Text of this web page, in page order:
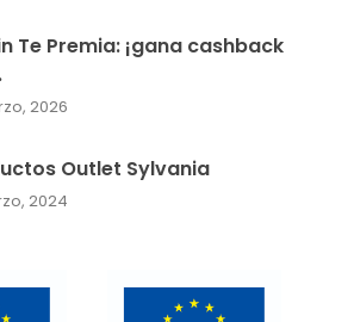
Te Premia: ¡gana cashback
2026
Outlet Sylvania
2024